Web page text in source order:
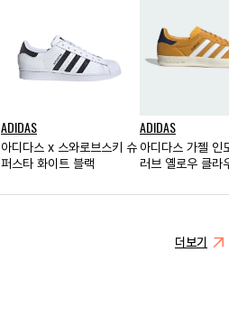
ADIDAS
아디다스 x 스와로브스키 슈
퍼스타 화이트 블랙
ADIDAS
아디다스 가젤 인도
러브 옐로우 클라우
더보기